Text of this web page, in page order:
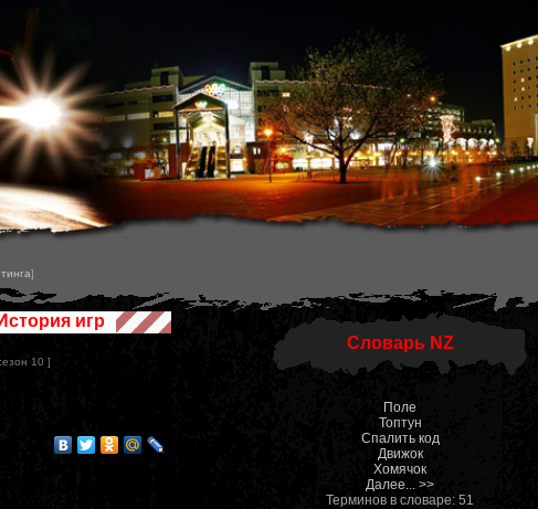
]
История игр
10 ]
Словарь NZ
Поле
Топтун
Спалить код
Движок
Хомячок
Далее... >>
Терминов в словаре: 51